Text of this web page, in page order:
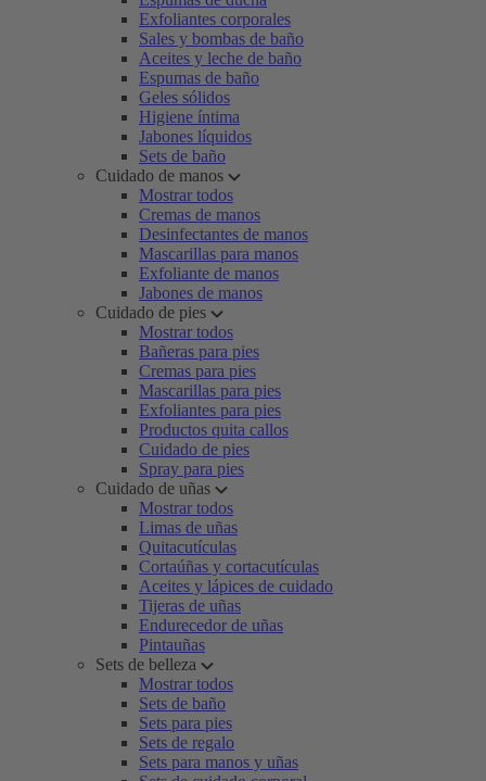
Exfoliantes corporales
Sales y bombas de baño
Aceites y leche de baño
Espumas de baño
Geles sólidos
Higiene íntima
Jabones líquidos
Sets de baño
Cuidado de manos
Mostrar todos
Cremas de manos
Desinfectantes de manos
Mascarillas para manos
Exfoliante de manos
Jabones de manos
Cuidado de pies
Mostrar todos
Bañeras para pies
Cremas para pies
Mascarillas para pies
Exfoliantes para pies
Productos quita callos
Cuidado de pies
Spray para pies
Cuidado de uñas
Mostrar todos
Limas de uñas
Quitacutículas
Cortaúñas y cortacutículas
Aceites y lápices de cuidado
Tijeras de uñas
Endurecedor de uñas
Pintauñas
Sets de belleza
Mostrar todos
Sets de baño
Sets para pies
Sets de regalo
Sets para manos y uñas